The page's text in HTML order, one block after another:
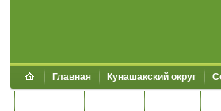
Главная Кунашакский округ